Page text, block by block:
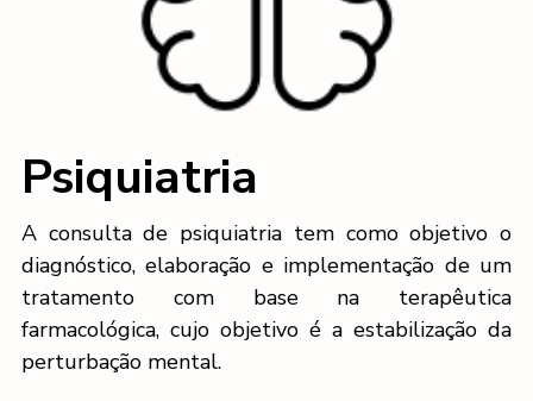
Psiquiatria
A consulta de psiquiatria tem como objetivo o
diagnóstico, elaboração e implementação de um
tratamento com base na terapêutica
farmacológica, cujo objetivo é a estabilização da
perturbação mental.